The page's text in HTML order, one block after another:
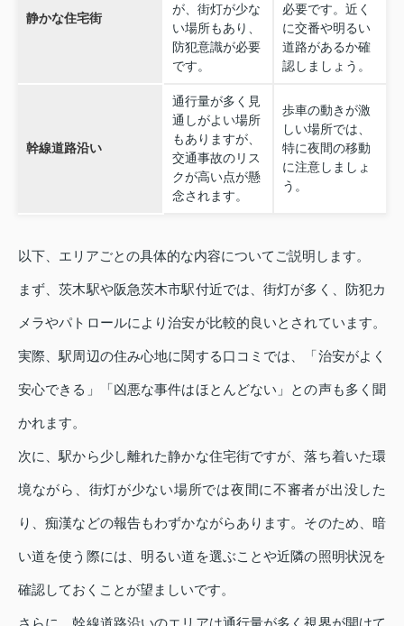
静かな住宅街
が、街灯が少な
い場所もあり、
防犯意識が必要
です。
必要です。近く
に交番や明るい
道路があるか確
認しましょう。
幹線道路沿い
通行量が多く見
通しがよい場所
もありますが、
交通事故のリス
クが高い点が懸
念されます。
歩車の動きが激
しい場所では、
特に夜間の移動
に注意しましょ
う。
以下、エリアごとの具体的な内容についてご説明します。
まず、茨木駅や阪急茨木市駅付近では、街灯が多く、防犯カ
メラやパトロールにより治安が比較的良いとされています。
実際、駅周辺の住み心地に関する口コミでは、「治安がよく
安心できる」「凶悪な事件はほとんどない」との声も多く聞
かれます。
次に、駅から少し離れた静かな住宅街ですが、落ち着いた環
境ながら、街灯が少ない場所では夜間に不審者が出没した
り、痴漢などの報告もわずかながらあります。そのため、暗
い道を使う際には、明るい道を選ぶことや近隣の照明状況を
確認しておくことが望ましいです。
さらに、幹線道路沿いのエリアは通行量が多く視界が開けて